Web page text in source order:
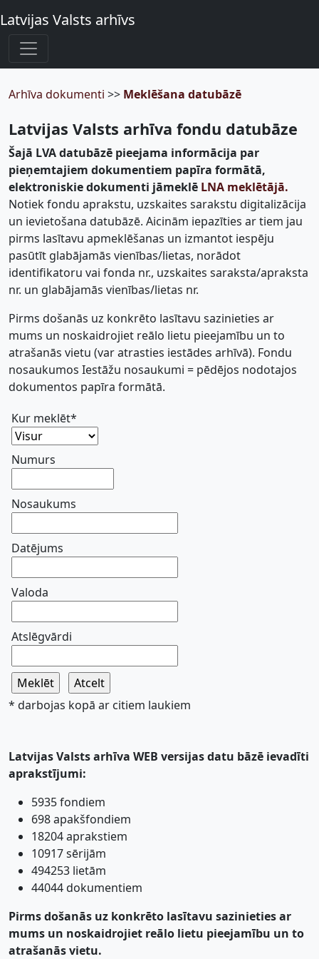
Latvijas Valsts arhīvs
Arhīva dokumenti >> Meklēšana datubāzē
Latvijas Valsts arhīva fondu datubāze
Šajā LVA datubāzē pieejama informācija par
pieņemtajiem dokumentiem papīra formātā,
elektroniskie dokumenti jāmeklē LNA meklētājā.
Notiek fondu aprakstu, uzskaites sarakstu digitalizācija
un ievietošana datubāzē. Aicinām iepazīties ar tiem jau
pirms lasītavu apmeklēšanas un izmantot iespēju
pasūtīt glabājamās vienības/lietas, norādot
identifikatoru vai fonda nr., uzskaites saraksta/apraksta
nr. un glabājamās vienības/lietas nr.
Pirms došanās uz konkrēto lasītavu sazinieties ar
mums un noskaidrojiet reālo lietu pieejamību un to
atrašanās vietu (var atrasties iestādes arhīvā). Fondu
nosaukumos Iestāžu nosaukumi = pēdējos nodotajos
dokumentos papīra formātā.
Kur meklēt*
Numurs
Nosaukums
Datējums
Valoda
Atslēgvārdi
* darbojas kopā ar citiem laukiem
Latvijas Valsts arhīva WEB versijas datu bāzē ievadīti
aprakstījumi:
5935 fondiem
698 apakšfondiem
18204 aprakstiem
10917 sērijām
494253 lietām
44044 dokumentiem
Pirms došanās uz konkrēto lasītavu sazinieties ar
mums un noskaidrojiet reālo lietu pieejamību un to
atrašanās vietu.